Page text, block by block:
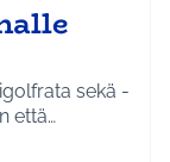
sekä -
että…